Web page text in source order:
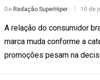
De Redação SuperHiper 10 de
A relação do consumidor
marca muda conforme a
promoções pesam na